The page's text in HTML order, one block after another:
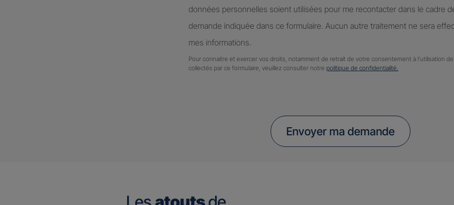
données personnelles soient utilisées pour me recontacter dans le cadre
demande indiquée dans ce formulaire. Aucun autre traitement ne sera
mes informations.
Pour connaitre et exercer vos droits, notamment de retrait de votre consentement à l'utilisation
collectés par ce formulaire, veuillez consulter notre politique de confidentialité.
Envoyer ma demande